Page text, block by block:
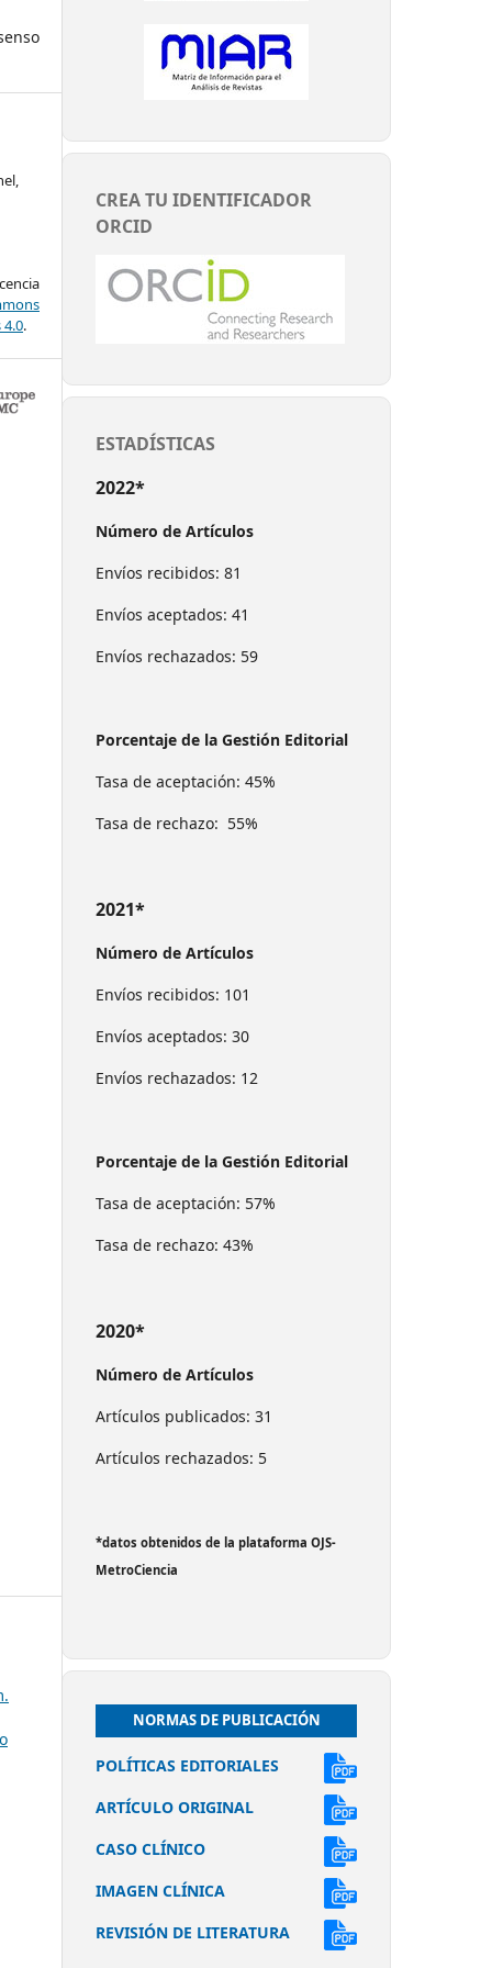
.
CREA TU IDENTIFICADOR
ORCID
ESTADÍSTICAS
2022*
Número de Artículos
Envíos recibidos: 81
Envíos aceptados: 41
Envíos rechazados: 59
Porcentaje de la Gestión Editorial
Tasa de aceptación: 45%
Tasa de rechazo: 55%
2021*
Número de Artículos
Envíos recibidos: 101
Envíos aceptados: 30
Envíos rechazados: 12
Porcentaje de la Gestión Editorial
Tasa de aceptación: 57%
Tasa de rechazo: 43%
2020*
Número de Artículos
Artículos publicados: 31
Artículos rechazados: 5
*datos obtenidos de la plataforma OJS-
MetroCiencia
NORMAS DE PUBLICACIÓN
POLÍTICAS EDITORIALES
ARTÍCULO ORIGINAL
CASO CLÍNICO
IMAGEN CLÍNICA
REVISIÓN DE LITERATURA